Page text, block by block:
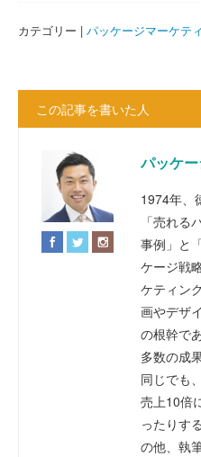
カテゴリー | パッケージマーケテ
この記事を書いた人
パッケ
1974年、
「売れる
事例」と
ケージ戦
ケティン
画やデザ
の根幹で
多数の成
同じでも
売上10倍
ったりす
の他、執